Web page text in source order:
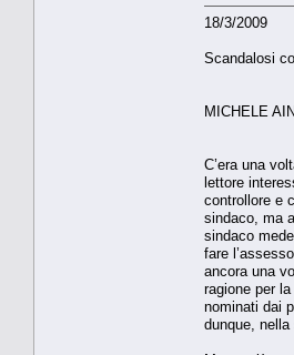
18/3/2009
Scandalosi
MICHELE
C’era una
lettore
controllore e
sindaco, ma
sindaco
fare
ancora una
ragione per
nominati dai
dunque,